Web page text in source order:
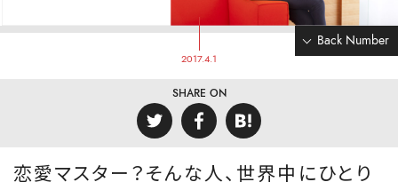
Back Number
2017.4.1
SHARE ON
恋愛マスター？そんな人、世界中にひとり